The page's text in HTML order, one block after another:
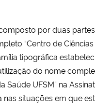
por duas partes:
“Centro de
tipográfica
do nome
Saúde UFSM” na
nas situações em que